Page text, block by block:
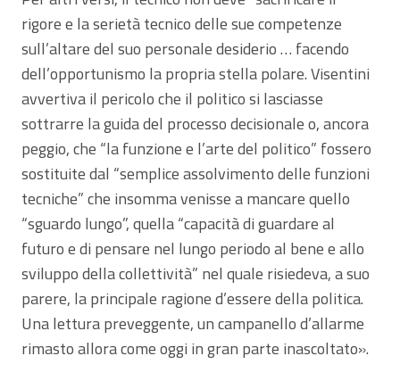
rigore e la serietà tecnico delle sue competenze
sull’altare del suo personale desiderio … facendo
dell’opportunismo la propria stella polare. Visentini
avvertiva il pericolo che il politico si lasciasse
sottrarre la guida del processo decisionale o, ancora
peggio, che “la funzione e l’arte del politico” fossero
sostituite dal “semplice assolvimento delle funzioni
tecniche” che insomma venisse a mancare quello
“sguardo lungo”, quella “capacità di guardare al
futuro e di pensare nel lungo periodo al bene e allo
sviluppo della collettività” nel quale risiedeva, a suo
parere, la principale ragione d’essere della politica.
Una lettura preveggente, un campanello d’allarme
rimasto allora come oggi in gran parte inascoltato».